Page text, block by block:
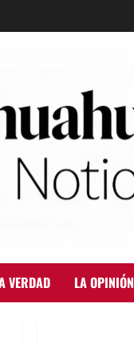
VERDAD LA OPINIÓN